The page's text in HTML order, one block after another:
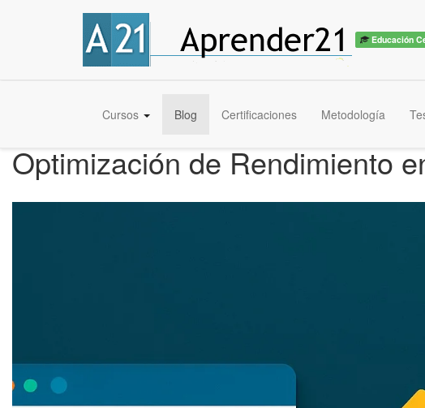
Educación
Cursos Blog Certificaciones Metodología
Optimización de Rendimiento